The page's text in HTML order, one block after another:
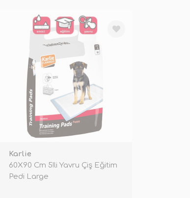
Karlie
60X90 Cm 5!li Yavru Çiş Eğitim
Pedi Large